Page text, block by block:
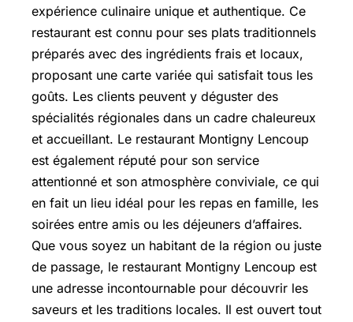
expérience culinaire unique et authentique. Ce
restaurant est connu pour ses plats traditionnels
préparés avec des ingrédients frais et locaux,
proposant une carte variée qui satisfait tous les
goûts. Les clients peuvent y déguster des
spécialités régionales dans un cadre chaleureux
et accueillant. Le restaurant Montigny Lencoup
est également réputé pour son service
attentionné et son atmosphère conviviale, ce qui
en fait un lieu idéal pour les repas en famille, les
soirées entre amis ou les déjeuners d’affaires.
Que vous soyez un habitant de la région ou juste
de passage, le restaurant Montigny Lencoup est
une adresse incontournable pour découvrir les
saveurs et les traditions locales. Il est ouvert tout